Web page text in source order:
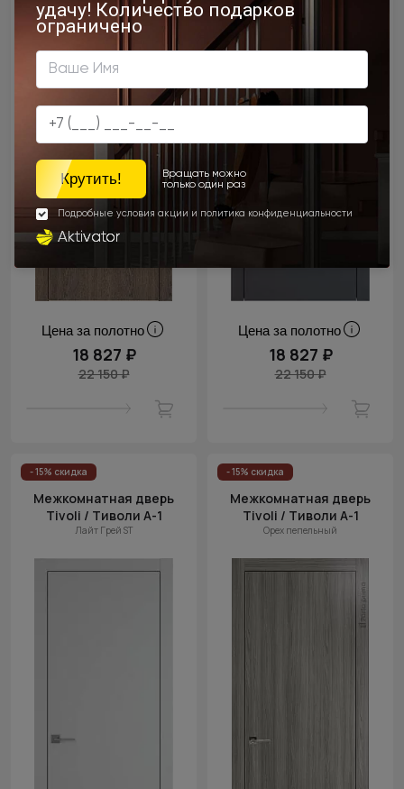
Цена за полотно
18 827 ₽
22 150 ₽
Цена за полотно
18 827 ₽
22 150 ₽
- 15% скидка
Межкомнатная дверь
Tivoli / Тиволи А-1
Лайт Грей ST
- 15% скидка
Межкомнатная дверь
Tivoli / Тиволи А-1
Орех пепельный